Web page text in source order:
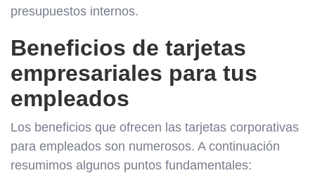
presupuestos internos.
Beneficios de tarjetas
empresariales para tus
empleados
Los beneficios que ofrecen las tarjetas corporativas
para empleados son numerosos. A continuación
resumimos algunos puntos fundamentales: